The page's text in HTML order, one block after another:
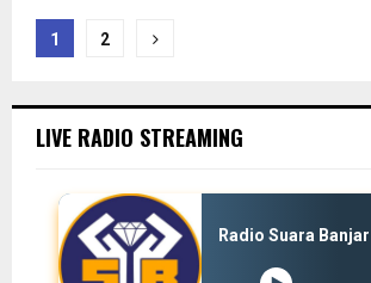
Paginasi
1 2
LIVE RADIO STREAMING
Radio Suara Banjar